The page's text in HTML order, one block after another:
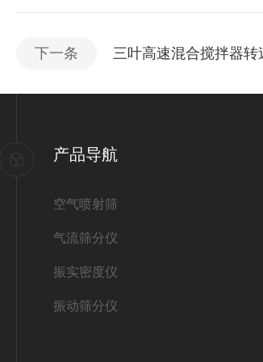
下一条 三叶高速混合搅拌器转
产品导航
空气喷射筛
气流筛分仪
振实密度仪
振动筛分仪